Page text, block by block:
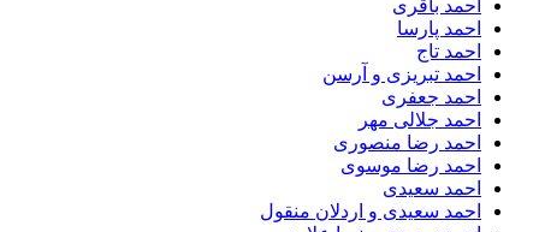
احمد باقری
احمد پارسا
احمد تاج
احمد تبریزی و آرسن
احمد جعفری
احمد جلالی مهر
احمد رضا منصوری
احمد رضا موسوی
احمد سعیدی
احمد سعیدی و اردلان منقول